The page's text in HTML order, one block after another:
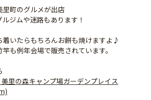
里町のグルメが出店
ジムや迷路もあります！
着いたらもちろんお餅も焼けますよ♪
も例年会場で販売されています。
里の森キャンプ場ガーデンプレイス